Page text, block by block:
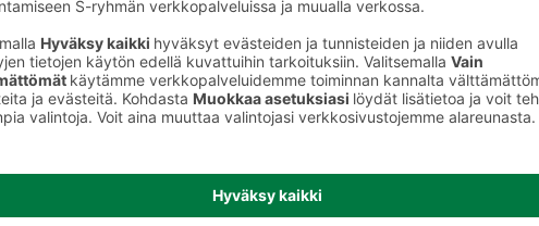
perheenjäsenille täydennettäväksi.
S-kaupat-ruokaverkkokaupassa voit
tehdä ostoslistasitäälläja tilata ruoat
kotiin tai noutopisteelle.